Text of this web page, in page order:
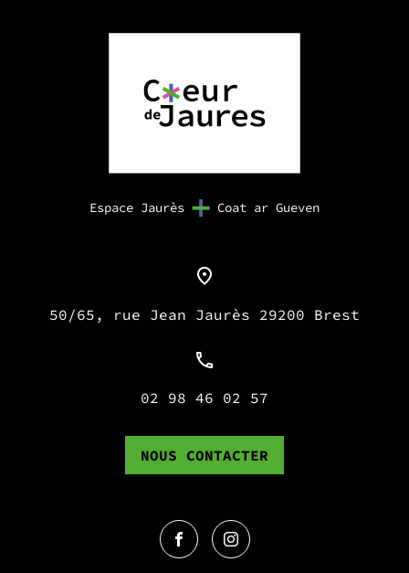
Espace Jaurès Coat ar Gueven
50/65, rue Jean Jaurès 29200 Brest
02 98 46 02 57
NOUS CONTACTER